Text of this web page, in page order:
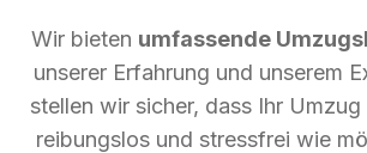
Wir bieten umfassende
unserer Erfahrung und unserem
stellen wir sicher, dass Ihr
reibungslos und stressfrei wie